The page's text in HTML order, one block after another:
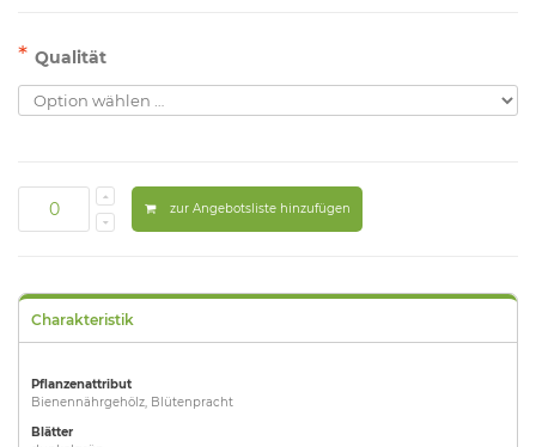
* Qualität
zur Angebotsliste hinzufügen
Charakteristik
Pflanzenattribut
Bienennährgehölz, Blütenpracht
Blätter